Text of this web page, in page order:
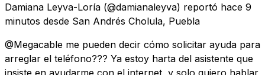
Damiana Leyva-Loría (@damianaleyva) reportó hace 9
minutos desde San Andrés Cholula, Puebla
@Megacable me pueden decir cómo solicitar ayuda para
arreglar el teléfono??? Ya estoy harta del asistente que
insiste en ayudarme con el internet, y solo quiero hablar